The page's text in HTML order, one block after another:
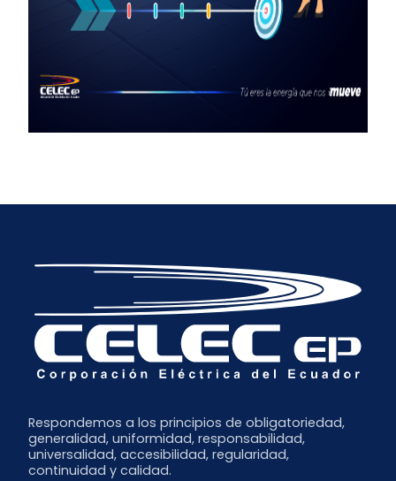
Respondemos a los principios de obligatoriedad,
generalidad, uniformidad, responsabilidad,
universalidad, accesibilidad, regularidad,
continuidad y calidad.